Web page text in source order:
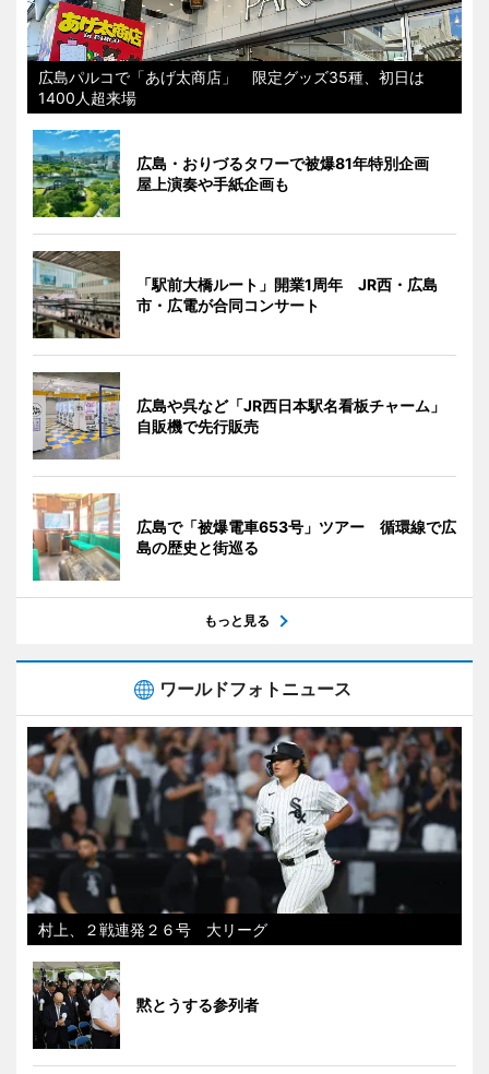
広島パルコで「あげ太商店」 限定グッズ35種、初日は
1400人超来場
広島・おりづるタワーで被爆81年特別企画
屋上演奏や手紙企画も
「駅前大橋ルート」開業1周年 JR西・広島
市・広電が合同コンサート
広島や呉など「JR西日本駅名看板チャーム」
自販機で先行販売
広島で「被爆電車653号」ツアー 循環線で広
島の歴史と街巡る
もっと見る
ワールドフォトニュース
村上、２戦連発２６号 大リーグ
黙とうする参列者